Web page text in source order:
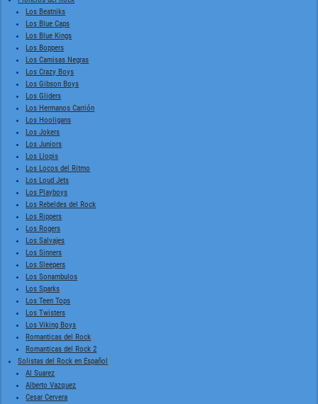
Los Beatniks
Los Blue Caps
Los Blue Kings
Los Boppers
Los Camisas Negras
Los Crazy Boys
Los Gibson Boys
Los Gliders
Los Hermanos Carrión
Los Hooligans
Los Jokers
Los Juniors
Los Llopis
Los Locos del Ritmo
Los Loud Jets
Los Playboys
Los Rebeldes del Rock
Los Rippers
Los Rogers
Los Salvajes
Los Sinners
Los Sleepers
Los Sonambulos
Los Sparks
Los Teen Tops
Los Twisters
Los Viking Boys
Romanticas del Rock
Romanticas del Rock 2
Solistas del Rock en Español
Al Suarez
Alberto Vazquez
Cesar Cervera